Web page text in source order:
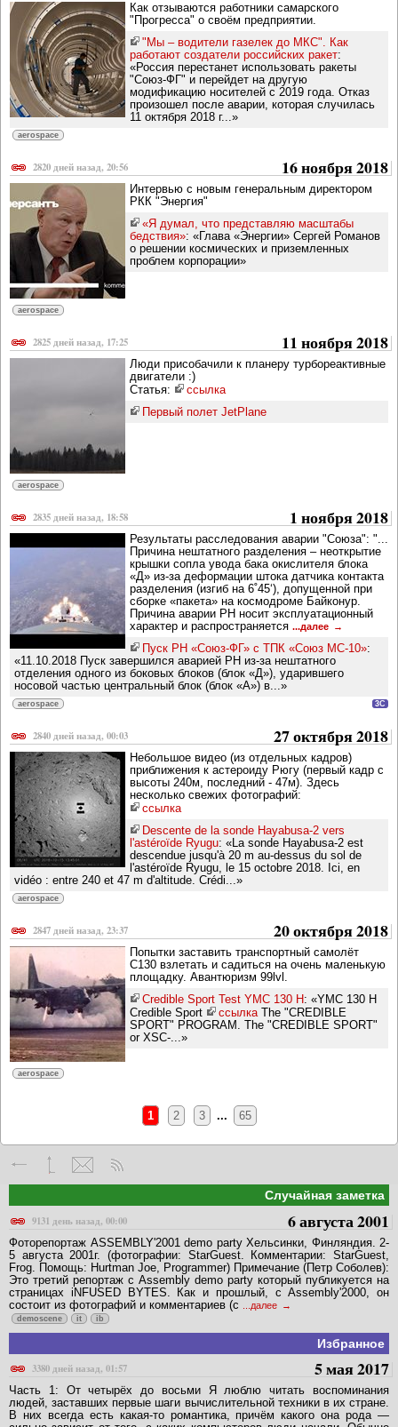
Как отзываются работники самарского
"Прогресса" о своём предприятии.
"Мы – водители газелек до МКС". Как
работают создатели российских ракет:
«Россия перестанет использовать ракеты
"Союз-ФГ" и перейдет на другую
модификацию носителей с 2019 года. Отказ
произошел после аварии, которая случилась
11 октября 2018 г...»
aerospace
2820 дней назад, 20:56 16 ноября 2018
Интервью с новым генеральным директором
РКК "Энергия"
«Я думал, что представляю масштабы
бедствия»: «Глава «Энергии» Сергей Романов
о решении космических и приземленных
проблем корпорации»
aerospace
2825 дней назад, 17:25 11 ноября 2018
Люди присобачили к планеру турбореактивные
двигатели :)
Статья:
ссылка
Первый полет JetPlane
aerospace
2835 дней назад, 18:58 1 ноября 2018
Результаты расследования аварии "Союза": "...
Причина нештатного разделения – неоткрытие
крышки сопла увода бака окислителя блока
«Д» из-за деформации штока датчика контакта
разделения (изгиб на 6˚45‘), допущенной при
сборке «пакета» на космодроме Байконур.
Причина аварии РН носит эксплуатационный
характер и распространяется ...далее
Пуск РН «Союз-ФГ» с ТПК «Союз МС-10»:
«11.10.2018 Пуск завершился аварией РН из-за нештатного
отделения одного из боковых блоков (блок «Д»), ударившего
носовой частью центральный блок (блок «А») в...»
aerospace 3C
2840 дней назад, 00:03 27 октября 2018
Небольшое видео (из отдельных кадров)
приближения к астероиду Рюгу (первый кадр с
высоты 240м, последний - 47м). Здесь
несколько свежих фотографий:
ссылка
Descente de la sonde Hayabusa-2 vers
l'astéroïde Ryugu: «La sonde Hayabusa-2 est
descendue jusqu'à 20 m au-dessus du sol de
l'astéroïde Ryugu, le 15 octobre 2018. Ici, en
vidéo : entre 240 et 47 m d'altitude. Crédi...»
aerospace
2847 дней назад, 23:37 20 октября 2018
Попытки заставить транспортный самолёт
C130 взлетать и садиться на очень маленькую
площадку. Авантюризм 99lvl.
Credible Sport Test YMC 130 H: «YMC 130 H
Credible Sport
ссылкаThe "CREDIBLE
SPORT" PROGRAM. The "CREDIBLE SPORT"
or XSC-...»
aerospace
1 2 3 ... 65
Случайная заметка
9131 день назад, 00:00
6 августа 2001
Фоторепортаж ASSEMBLY'2001 demo party Хельсинки, Финляндия. 2-
5 августа 2001г. (фотографии: StarGuest. Комментарии: StarGuest,
Frog. Помощь: Hurtman Joe, Programmer) Примечание (Петр Соболев):
Это третий репортаж с Assembly demo party который публикуется на
страницах iNFUSED BYTES. Как и прошлый, с Assembly'2000, он
состоит из фотографий и комментариев (с
...далее
demoscene it ib
Избранное
3380 дней назад, 01:57
5 мая 2017
Часть 1: От четырёх до восьми Я люблю читать воспоминания
людей, заставших первые шаги вычислительной техники в их стране.
В них всегда есть какая-то романтика, причём какого она рода —